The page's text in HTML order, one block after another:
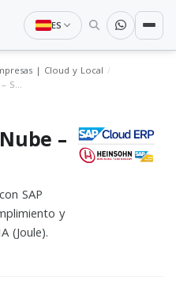
ES
| Cloud y Local
ERP Financiero Inteligente en la Nube – SAP Cloud ERP
–
SAP
y
(Joule).